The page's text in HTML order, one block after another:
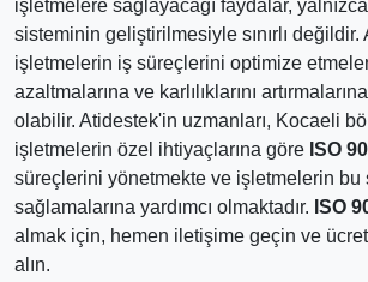
işletmelere sağlayacağı faydalar,
sisteminin geliştirilmesiyle sınırlı değildir.
işletmelerin iş süreçlerini optimize
azaltmalarına ve karlılıklarını
olabilir. Atidestek'in uzmanları, Kocaeli
işletmelerin özel ihtiyaçlarına göre ISO
süreçlerini yönetmekte ve işletmelerin bu
sağlamalarına yardımcı olmaktadır. ISO
almak için, hemen iletişime geçin ve
alın.